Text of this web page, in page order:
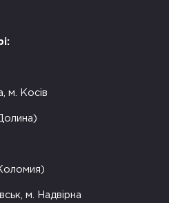
м. Косів
м. Надвірна